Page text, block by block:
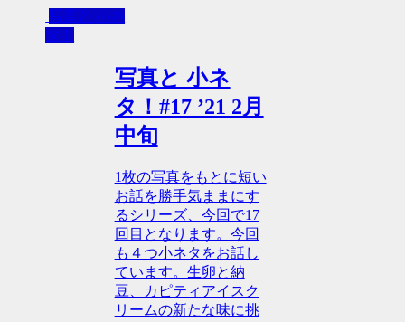
写真と 小ネ
タ！
写真と 小ネ
タ！#17 ’21 2月
中旬
1枚の写真をもとに短い
お話を勝手気ままにす
るシリーズ、今回で17
回目となります。今回
も４つ小ネタをお話し
ています。生卵と納
豆、カピティアイスク
リームの新たな味に挑